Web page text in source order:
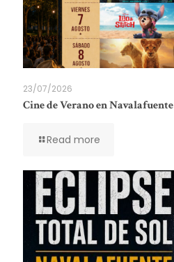
23/07/2026
Cine de Verano en Navalafuente
Read more